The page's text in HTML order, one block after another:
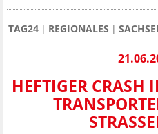
TAG24 REGIONALES
HEFTIGER CRASH